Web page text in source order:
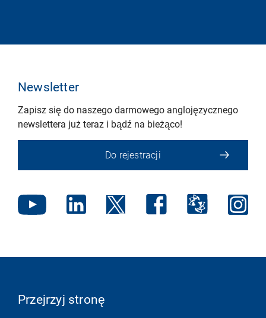
Newsletter
Zapisz się do naszego darmowego anglojęzycznego
newslettera już teraz i bądź na bieżąco!
Do rejestracji
Przejrzyj stronę